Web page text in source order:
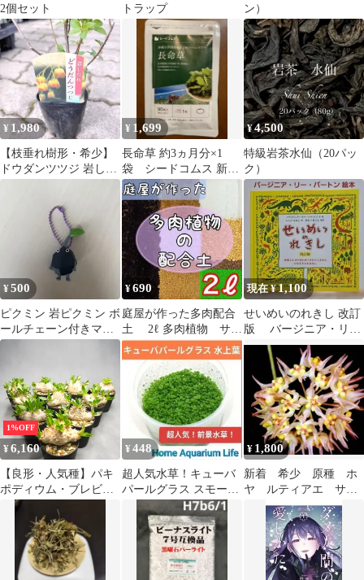
2個セット
トラップ
ン）
¥ 1,980
【枝垂れ樹形・希少】
ドウダンツツジ 岩しだ
れ 3.5号ポット苗 ／ 落
¥ 1,699
長命草 約3ヵ月分×1
袋 シードコムス 新品
未開封
¥4,500
特級岩茶水仙（20パッ
ク）
¥500
ピクミン 岩ピクミン ボ
ールチェーン付きマス
コット
¥690
庭屋が作った多肉配合
土 2ℓ 多肉植物 サボ
テン 挿木 種まき
魂根植物
現在 ¥1,100
せいめいのれきし 改訂
版 バージニア・リ
ー・バートン 絵本
1%OFF
¥6,160
【良形・人気種】パキ
ポディウム・ブレビカ
ウレ “恵比寿笑い”
(Pachypodium
brevicaule) / Plants by
THE CORE
¥448
超人気水草！キューバ
パールグラス スモール
パールグラス系 水草 ア
クアリウム
¥ 1,800
新着 希少 原種 ホ
ヤ ルティアエ サク
ララン 鉢花 パルダ
リウム